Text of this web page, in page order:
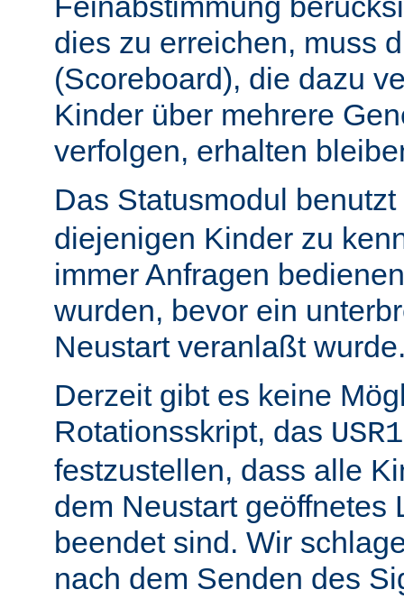
dies zu erreichen, muss
(Scoreboard), die dazu
Kinder über mehrere
verfolgen, erhalten
Das Statusmodul
diejenigen Kinder zu
immer Anfragen
wurden, bevor ein
Neustart veranlaßt
Derzeit gibt es keine
Rotationsskript, das USR1
festzustellen, dass alle
dem Neustart geöffnetes
beendet sind. Wir
nach dem Senden des